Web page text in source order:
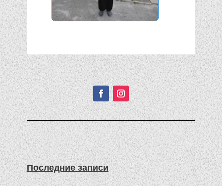
Подписывайтесь!
Последние записи